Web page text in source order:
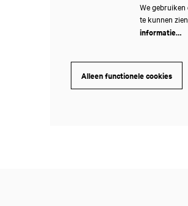
We gebruiken
te kunnen
informatie…
Alleen functionele cookies